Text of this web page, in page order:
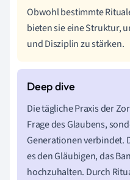
Obwohl bestimmte
bieten sie eine Struktur,
und Disziplin zu stärken.
Die tägliche Praxis der
Frage des Glaubens,
Generationen verbindet.
es den Gläubigen, das
hochzuhalten. Durch